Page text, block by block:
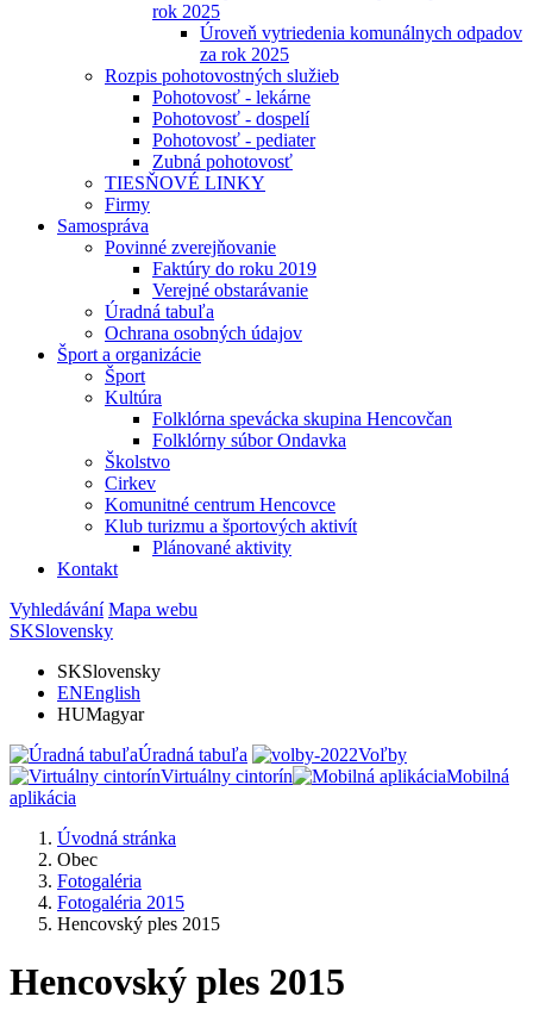
rok 2025
Úroveň vytriedenia komunálnych odpadov
za rok 2025
Rozpis pohotovostných služieb
Pohotovosť - lekárne
Pohotovosť - dospelí
Pohotovosť - pediater
Zubná pohotovosť
TIESŇOVÉ LINKY
Firmy
Samospráva
Povinné zverejňovanie
Faktúry do roku 2019
Verejné obstarávanie
Úradná tabuľa
Ochrana osobných údajov
Šport a organizácie
Šport
Kultúra
Folklórna spevácka skupina Hencovčan
Folklórny súbor Ondavka
Školstvo
Cirkev
Komunitné centrum Hencovce
Klub turizmu a športových aktivít
Plánované aktivity
Kontakt
Vyhledávání Mapa webu
SKSlovensky
SKSlovensky
ENEnglish
HUMagyar
Úradná tabuľa
Voľby
Virtuálny cintorín
Mobilná
aplikácia
Úvodná stránka
Obec
Fotogaléria
Fotogaléria 2015
Hencovský ples 2015
Hencovský ples 2015